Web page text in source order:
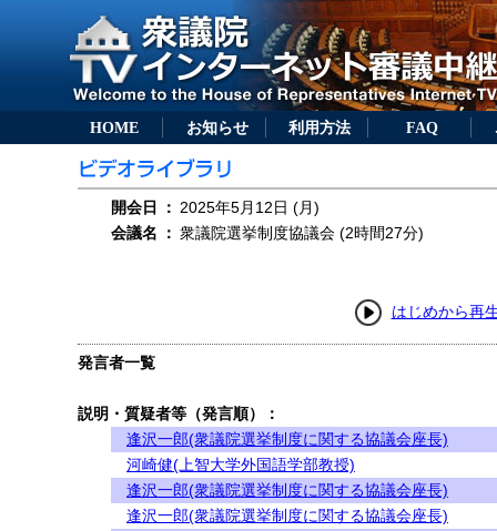
HOME お知らせ 利用方法 FAQ
開会日 ： 2025年5月12日 (月)
会議名
： 衆議院選挙制度協議会 (2時間27分)
はじめから再
発言者一覧
説明・質疑者等（発言順）：
逢沢一郎(衆議院選挙制度に関する協議会座長)
河崎健(上智大学外国語学部教授)
逢沢一郎(衆議院選挙制度に関する協議会座長)
逢沢一郎(衆議院選挙制度に関する協議会座長)